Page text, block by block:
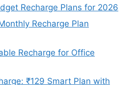
Recharge Plans for 2026
Recharge Plan
Recharge for Office
₹129 Smart Plan with